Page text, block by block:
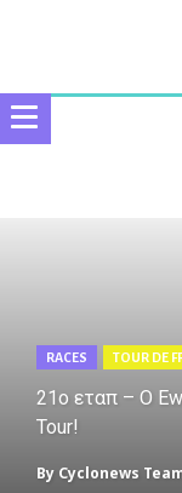
RACES TOUR DE
21ο εταπ – Ο
Tour!
By Cyclonews